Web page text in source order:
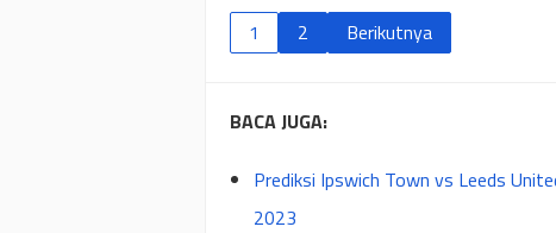
1
2 Berikutnya
BACA JUGA:
Prediksi Ipswich Town vs Leeds
2023